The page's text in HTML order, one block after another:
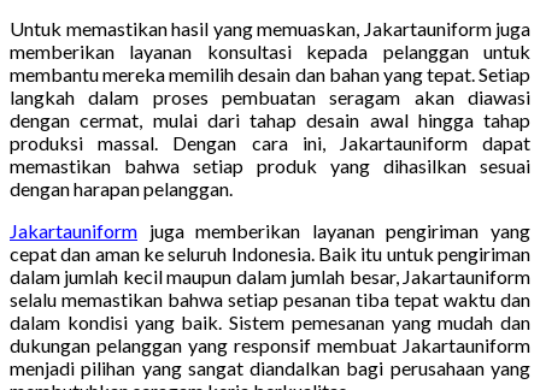
Untuk memastikan hasil yang memuaskan, Jakartauniform juga
memberikan layanan konsultasi kepada pelanggan untuk
membantu mereka memilih desain dan bahan yang tepat. Setiap
langkah dalam proses pembuatan seragam akan diawasi
dengan cermat, mulai dari tahap desain awal hingga tahap
produksi massal. Dengan cara ini, Jakartauniform dapat
memastikan bahwa setiap produk yang dihasilkan sesuai
dengan harapan pelanggan.
Jakartauniform juga memberikan layanan pengiriman yang
cepat dan aman ke seluruh Indonesia. Baik itu untuk pengiriman
dalam jumlah kecil maupun dalam jumlah besar, Jakartauniform
selalu memastikan bahwa setiap pesanan tiba tepat waktu dan
dalam kondisi yang baik. Sistem pemesanan yang mudah dan
dukungan pelanggan yang responsif membuat Jakartauniform
menjadi pilihan yang sangat diandalkan bagi perusahaan yang